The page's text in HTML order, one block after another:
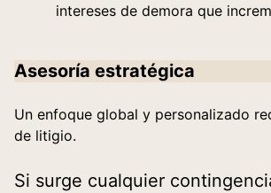
intereses de demora que
Asesoría estratégica
Un enfoque global y personalizado
de litigio.
Si surge cualquier